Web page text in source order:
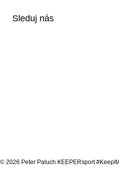
Sleduj nás
© 2026 Peter Paluch KEEPERsport